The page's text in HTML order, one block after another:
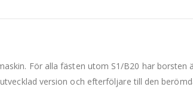
För alla fästen utom S1/B20 har
version och efterföljare till den